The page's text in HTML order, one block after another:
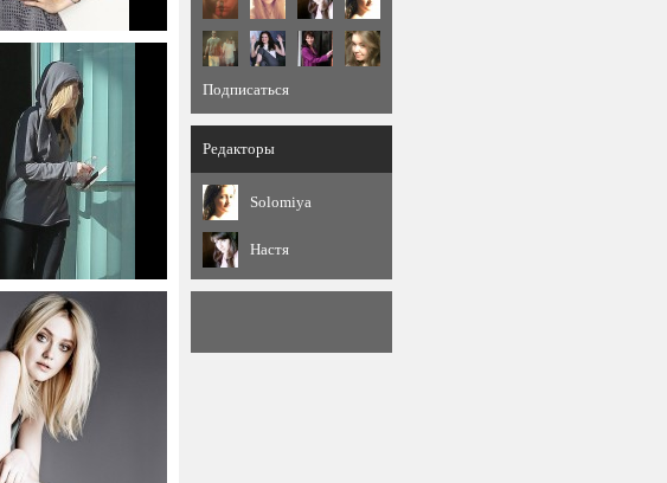
Подписаться
Редакторы
Solomiya
Настя